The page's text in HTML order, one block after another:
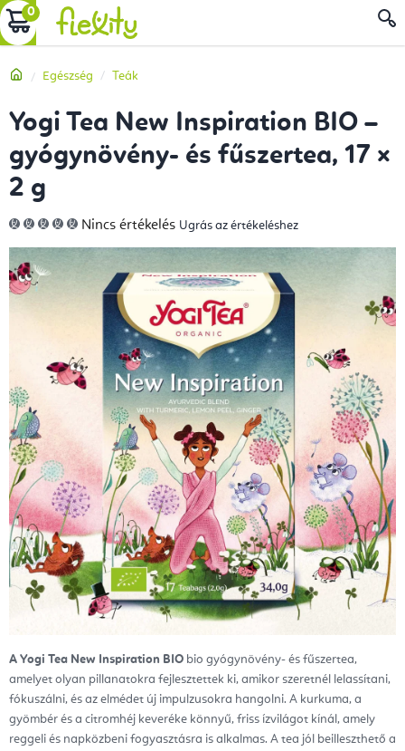
Ugrás
a
tartalomhoz
KOSÁR
Kezdőlap
Egészség Teák
A Yogi Tea New Inspiration BIO bio gyógynövény- és fűszertea,
amelyet olyan pillanatokra fejlesztettek ki, amikor szeretnél lelassítani,
fókuszálni, és az elmédet új impulzusokra hangolni. A kurkuma, a
gyömbér és a citromhéj keveréke könnyű, friss ízvilágot kínál, amely
reggeli és napközbeni fogyasztásra is alkalmas. A tea jól beilleszthető a
Yogi Tea New Inspiration BIO –
gyógynövény- és fűszertea, 17 ×
2 g
A
termék
értékelése
csillag.
Nincs értékelés Ugrás az értékeléshez